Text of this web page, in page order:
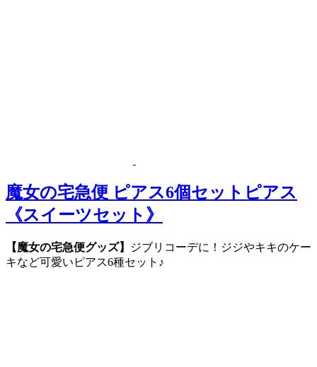
魔女の宅急便 ピアス6個セットピアス
《スイーツセット》
【魔女の宅急便グッズ】
ジブリコーデに！ジジやキキのケー
キなど可愛いピアス6種セット♪